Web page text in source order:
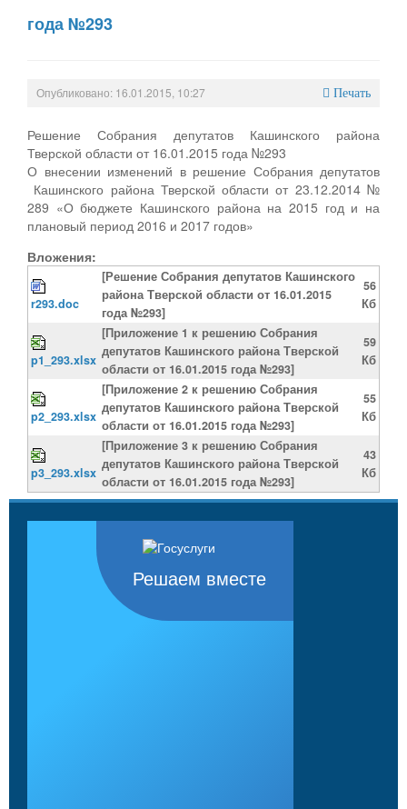
года №293
Опубликовано: 16.01.2015, 10:27 Печать
Решение Собрания депутатов Кашинского района
Тверской области от 16.01.2015 года №293
О внесении изменений в решение Собрания депутатов
Кашинского района Тверской области от 23.12.2014 №
289 «О бюджете Кашинского района на 2015 год и на
плановый период 2016 и 2017 годов»
Вложения:
r293.doc
[Решение Собрания депутатов Кашинского
района Тверской области от 16.01.2015
года №293]
56
Кб
p1_293.xlsx
[Приложение 1 к решению Собрания
депутатов Кашинского района Тверской
области от 16.01.2015 года №293]
59
Кб
p2_293.xlsx
[Приложение 2 к решению Собрания
депутатов Кашинского района Тверской
области от 16.01.2015 года №293]
55
Кб
p3_293.xlsx
[Приложение 3 к решению Собрания
депутатов Кашинского района Тверской
области от 16.01.2015 года №293]
43
Кб
Решаем вместе